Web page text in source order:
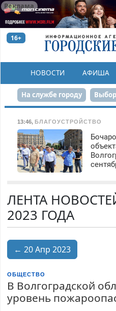
Реклама
16+
НОВОСТИ АФИША
На службе городу
Сталинград в сердце
Набережная День
80-летие Победы
13:46, БЛАГОУСТРОЙСТВО
ЛЕНТА
2023 ГОДА
← 20 Апр 2023
ОБЩЕСТВО
В Волгоградской
уровень